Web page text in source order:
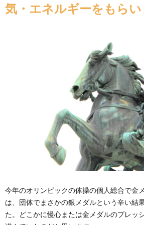
気・エネルギーをもら
今年のオリンピックの体操の個人総合で金
は、団体でまさかの銀メダルという辛い結
た。どこかに慢心または金メダルのプレッ